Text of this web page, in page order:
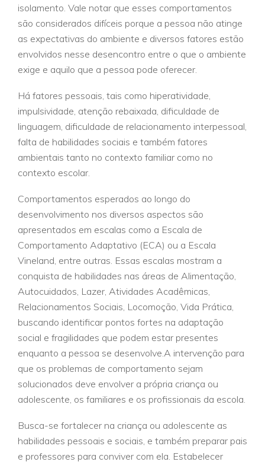
isolamento. Vale notar que esses comportamentos
são considerados difíceis porque a pessoa não atinge
as expectativas do ambiente e diversos fatores estão
envolvidos nesse desencontro entre o que o ambiente
exige e aquilo que a pessoa pode oferecer.
Há fatores pessoais, tais como hiperatividade,
impulsividade, atenção rebaixada, dificuldade de
linguagem, dificuldade de relacionamento interpessoal,
falta de habilidades sociais e também fatores
ambientais tanto no contexto familiar como no
contexto escolar.
Comportamentos esperados ao longo do
desenvolvimento nos diversos aspectos são
apresentados em escalas como a Escala de
Comportamento Adaptativo (ECA) ou a Escala
Vineland, entre outras. Essas escalas mostram a
conquista de habilidades nas áreas de Alimentação,
Autocuidados, Lazer, Atividades Acadêmicas,
Relacionamentos Sociais, Locomoção, Vida Prática,
buscando identificar pontos fortes na adaptação
social e fragilidades que podem estar presentes
enquanto a pessoa se desenvolve.A intervenção para
que os problemas de comportamento sejam
solucionados deve envolver a própria criança ou
adolescente, os familiares e os profissionais da escola.
Busca-se fortalecer na criança ou adolescente as
habilidades pessoais e sociais, e também preparar pais
e professores para conviver com ela. Estabelecer